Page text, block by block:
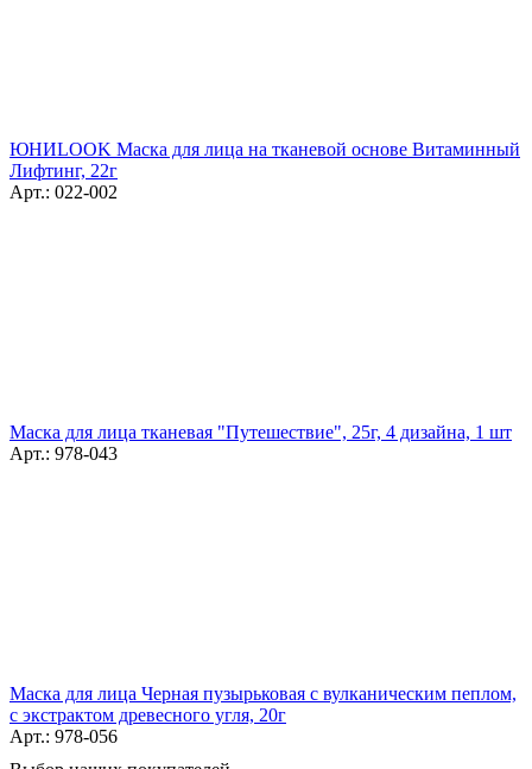
ЮНИLOOK Маска для лица на тканевой основе Витаминный
Лифтинг, 22г
Арт.: 022-002
Маска для лица тканевая "Путешествие", 25г, 4 дизайна, 1 шт
Арт.: 978-043
Маска для лица Черная пузырьковая с вулканическим пеплом,
с экстрактом древесного угля, 20г
Арт.: 978-056